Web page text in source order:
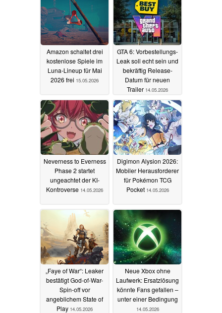
Amazon schaltet drei
kostenlose Spiele im
Luna-Lineup für Mai
2026 frei 15.05.2026
GTA 6: Vorbestellungs-
Leak soll echt sein und
bekräftig Release-
Datum für neuen
Trailer 14.05.2026
Neverness to Everness
Phase 2 startet
ungeachtet der KI-
Kontroverse 14.05.2026
Digimon Alysion 2026:
Mobiler Herausforderer
für Pokémon TCG
Pocket 14.05.2026
„Faye of War“: Leaker
bestätigt God-of-War-
Spin-off vor
angeblichem State of
Play 14.05.2026
Neue Xbox ohne
Laufwerk: Ersatzlösung
könnte Fans gefallen –
unter einer Bedingung
14.05.2026